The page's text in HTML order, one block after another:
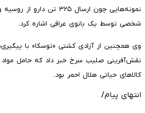
نمونه‌هایی چون ارسال ۳۲۵ تن
شخصی توسط یک بانوی عراقی اشاره کرد.
وی همچنین از آزادی کشتی «توسکا» با
نقش‌آفرینی صلیب سرخ خبر داد که حامل مواد
کالاهای حیاتی هلال احمر بود.
انتهای پیام/